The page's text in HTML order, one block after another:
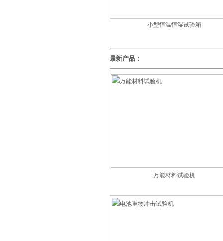
小型恒温恒湿试验箱
最新产品：
万能材料试验机